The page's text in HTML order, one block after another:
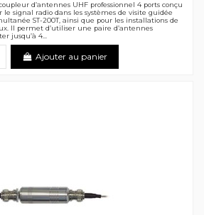
d’antennes UHF professionnel 4 ports conçu
signal radio dans les systèmes de visite guidée
ST-200T, ainsi que pour les installations de
Il permet d’utiliser une paire d’antennes
jusqu’à 4...
Ajouter au panier